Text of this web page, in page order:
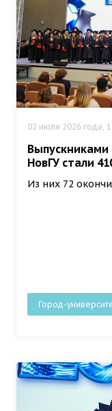
02 июля 2026 года,
Выпускниками
НовГУ стали
Из них 72
Город-